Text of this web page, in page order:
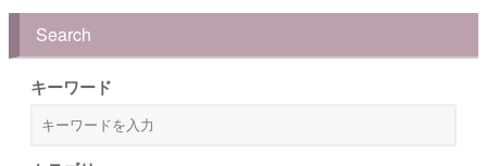
Search
キーワード